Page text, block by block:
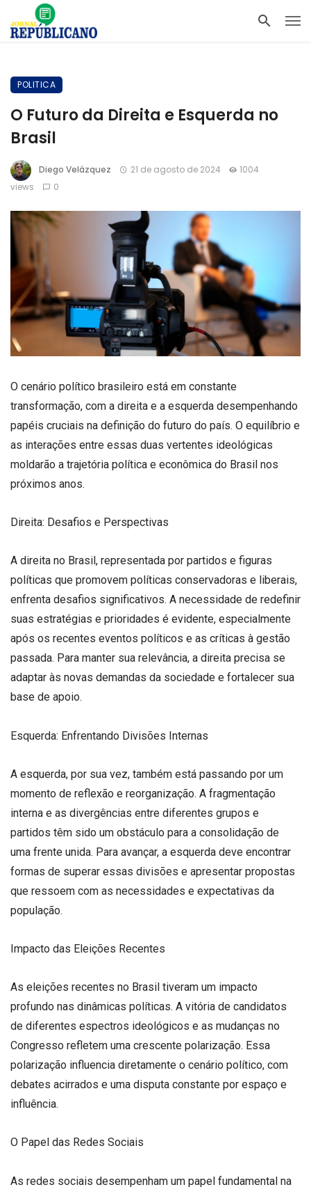
POLITICA
O Futuro da Direita e Esquerda no
Brasil
Diego Velázquez 21 de agosto de 2024
1004
views
0
O cenário político brasileiro está em constante
transformação, com a direita e a esquerda desempenhando
papéis cruciais na definição do futuro do país. O equilíbrio e
as interações entre essas duas vertentes ideológicas
moldarão a trajetória política e econômica do Brasil nos
próximos anos.
Direita: Desafios e Perspectivas
A direita no Brasil, representada por partidos e figuras
políticas que promovem políticas conservadoras e liberais,
enfrenta desafios significativos. A necessidade de redefinir
suas estratégias e prioridades é evidente, especialmente
após os recentes eventos políticos e as críticas à gestão
passada. Para manter sua relevância, a direita precisa se
adaptar às novas demandas da sociedade e fortalecer sua
base de apoio.
Esquerda: Enfrentando Divisões Internas
A esquerda, por sua vez, também está passando por um
momento de reflexão e reorganização. A fragmentação
interna e as divergências entre diferentes grupos e
partidos têm sido um obstáculo para a consolidação de
uma frente unida. Para avançar, a esquerda deve encontrar
formas de superar essas divisões e apresentar propostas
que ressoem com as necessidades e expectativas da
população.
Impacto das Eleições Recentes
As eleições recentes no Brasil tiveram um impacto
profundo nas dinâmicas políticas. A vitória de candidatos
de diferentes espectros ideológicos e as mudanças no
Congresso refletem uma crescente polarização. Essa
polarização influencia diretamente o cenário político, com
debates acirrados e uma disputa constante por espaço e
influência.
O Papel das Redes Sociais
As redes sociais desempenham um papel fundamental na